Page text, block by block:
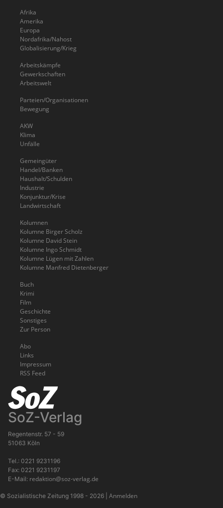
Afrika
Amerika
Europa
Nordafrika/Nahost
Globalisierung/Krieg
Arbeitskämpfe
Gewerkschaften
Arbeitswelt
Parteien/Organisationen
Bewegung
AKW
Klima
Unfälle
Gemeingüter
Handel/Banken
Haushalt/Schulden
Industrie
Konjunktur/Krise
Landwirtschaft
Kolumnen
Kolumne Birger Scholz
Kolumne David Stein
Kolumne Ingo Schmidt
Kolumne Lügen mit Zahlen
Kolumne Manfred Dietenberger
Buch
Krimi
Film
Geschichte
Sonstiges
Zur Person
Abo
Links
Impressum
RSS Feed
SoZ-Verlag
Regentenstr. 57 - 59
51063 Köln
Tel.: 0221 9231196
Fax: 0221 9231197
E-Mail: redaktion@soz-verlag.de
© Sozialistische Zeitung 1998 - 2026 Anmelden